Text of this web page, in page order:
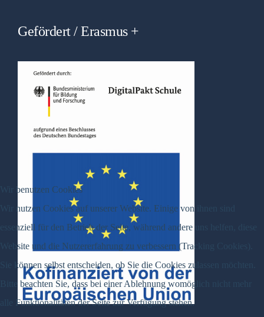
Gefördert / Erasmus +
Wir benutzen Cookies
Wir nutzen Cookies auf unserer Website. Einige von ihnen sind
essenziell für den Betrieb der Seite, während andere uns helfen, diese
Website und die Nutzererfahrung zu verbessern (Tracking Cookies).
Sie können selbst entscheiden, ob Sie die Cookies zulassen möchten.
Bitte beachten Sie, dass bei einer Ablehnung womöglich nicht mehr
alle Funktionalitäten der Seite zur Verfügung stehen.